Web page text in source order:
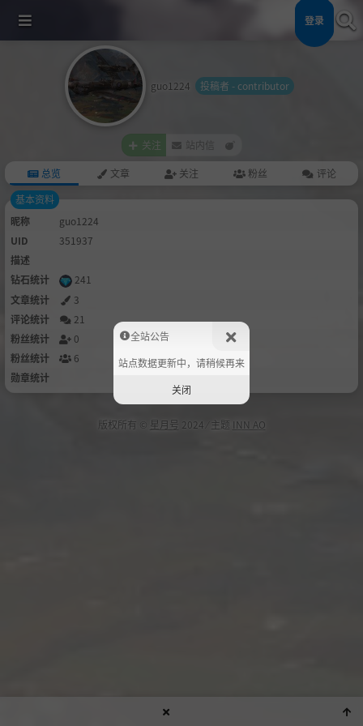
登录
guo1224 投稿者 - contributor
关注 站内信
总览 文章 关注 粉丝
评论
基本资料
昵称
guo1224
UID
351937
描述
钻石统计
241
文章统计
3
评论统计
21
粉丝统计
0
粉丝统计
6
勋章统计
版权所有 © 星月号 2024 ⁄ 主题 INN AO
全站公告
站点数据更新中，请稍候再来
关闭